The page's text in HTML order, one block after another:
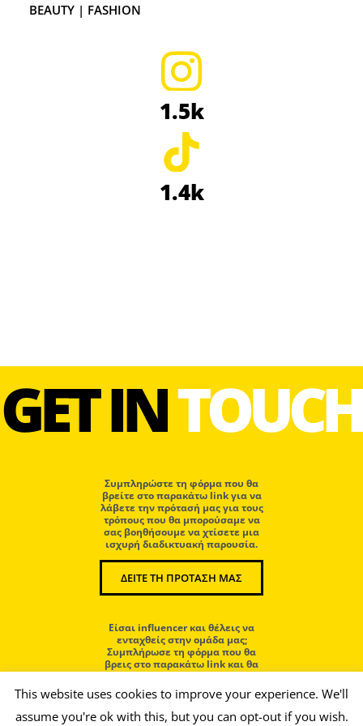
BEAUTY | FASHION
1.5k
1.4k
GET INTOUCH
Συμπληρώστε τη φόρμα που θα
βρείτε στο παρακάτω link για να
λάβετε την πρότασή μας για τους
τρόπους που θα μπορούσαμε να
σας βοηθήσουμε να χτίσετε μια
ισχυρή διαδικτυακή παρουσία.
ΔΕΙΤΕ ΤΗ ΠΡΟΤΑΣΗ ΜΑΣ
Eίσαι influencer και θέλεις να
ενταχθείς στην ομάδα μας;
Συμπλήρωσε τη φόρμα που θα
βρεις στο παρακάτω link και θα
επικοινωνήσουμε μαζί σου.
ΜΠΕΣ ΣΤΗΝ ΟΜΑΔΑ ΜΑΣ
This website uses cookies to improve your experience. We'll
assume you're ok with this, but you can opt-out if you wish.